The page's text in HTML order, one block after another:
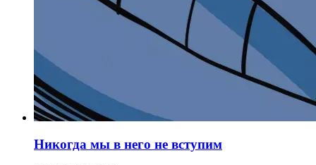
Никогда мы в него не вступим